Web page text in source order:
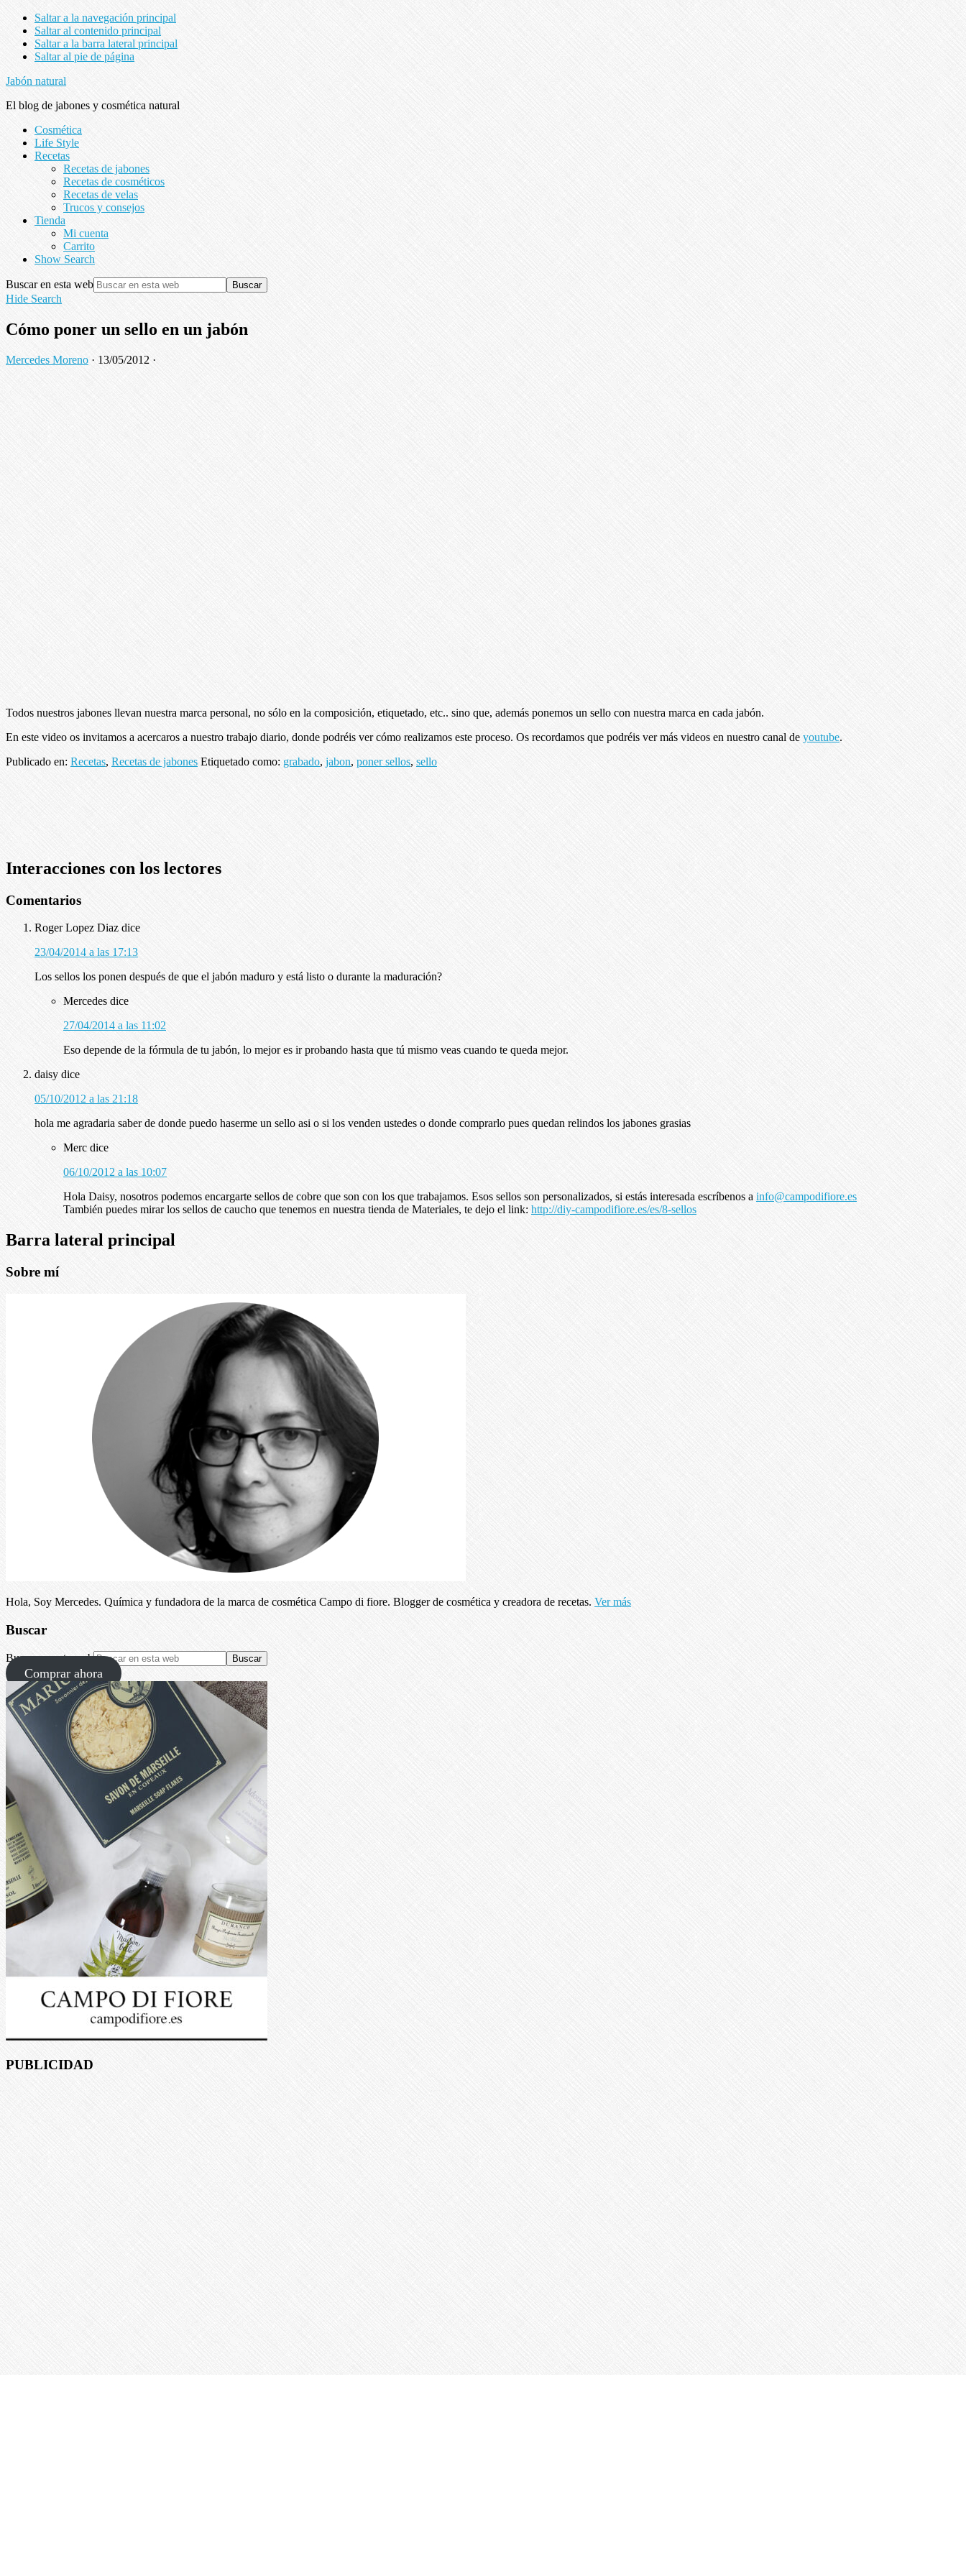
Saltar a la navegación principal
Saltar al contenido principal
Saltar a la barra lateral principal
Saltar al pie de página
Jabón natural
El blog de jabones y cosmética natural
Cosmética
Life Style
Recetas
Recetas de jabones
Recetas de cosméticos
Recetas de velas
Trucos y consejos
Tienda
Mi cuenta
Carrito
Show Search
Buscar en esta web
Hide Search
Cómo poner un sello en un jabón
Mercedes Moreno · 13/05/2012 ·
Todos nuestros jabones llevan nuestra marca personal, no sólo en la composición, etiquetado, etc.. sino que, además ponemos un sello con nuestra marca en cada jabón.
En este video os invitamos a acercaros a nuestro trabajo diario, donde podréis ver cómo realizamos este proceso. Os recordamos que podréis ver más videos en nuestro canal de youtube.
Publicado en: Recetas, Recetas de jabones Etiquetado como: grabado, jabon, poner sellos, sello
Interacciones con los lectores
Comentarios
Roger Lopez Diaz dice
23/04/2014 a las 17:13
Los sellos los ponen después de que el jabón maduro y está listo o durante la maduración?
Mercedes dice
27/04/2014 a las 11:02
Eso depende de la fórmula de tu jabón, lo mejor es ir probando hasta que tú mismo veas cuando te queda mejor.
daisy dice
05/10/2012 a las 21:18
hola me agradaria saber de donde puedo haserme un sello asi o si los venden ustedes o donde comprarlo pues quedan relindos los jabones grasias
Merc dice
06/10/2012 a las 10:07
Hola Daisy, nosotros podemos encargarte sellos de cobre que son con los que trabajamos. Esos sellos son personalizados, si estás interesada escríbenos a info@campodifiore.es
También puedes mirar los sellos de caucho que tenemos en nuestra tienda de Materiales, te dejo el link: http://diy-campodifiore.es/es/8-sellos
Barra lateral principal
Sobre mí
Hola, Soy Mercedes. Química y fundadora de la marca de cosmética Campo di fiore. Blogger de cosmética y creadora de recetas. Ver más
Buscar
Buscar en esta web
Comprar ahora
PUBLICIDAD